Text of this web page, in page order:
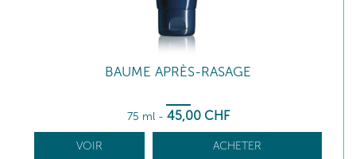
BAUME APRÈS-RASAGE
75 ml - 45,00 CHF
VOIR ACHETER